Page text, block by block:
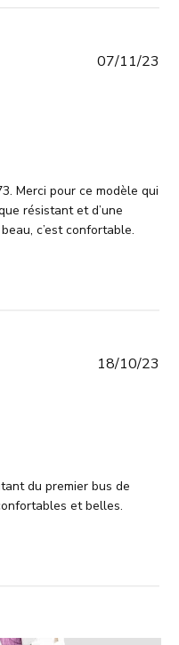
Merci pour ce modèle qui
résistant et d’une
c’est confortable.
07/11/23
du premier bus de
et belles.
18/10/23